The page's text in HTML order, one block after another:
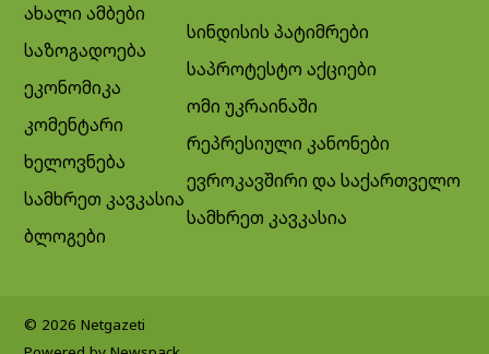
ახალი ამბები
საზოგადოება
ეკონომიკა
კომენტარი
ხელოვნება
სამხრეთ კავკასია
ბლოგები
სინდისის პატიმრები
საპროტესტო აქციები
ომი უკრაინაში
რეპრესიული კანონები
ევროკავშირი და საქართველო
სამხრეთ კავკასია
© 2026 Netgazeti